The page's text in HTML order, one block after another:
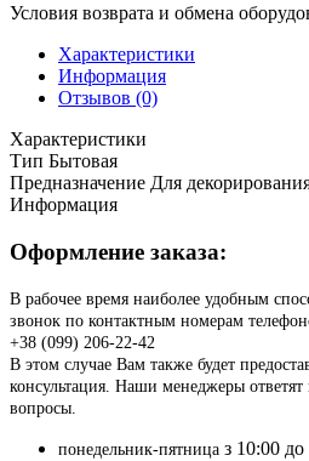
Условия возврата и обмена
Характеристики
Информация
Отзывов (0)
Характеристики
Тип Бытовая
Предназначение Для
Информация
Оформление заказа:
В рабочее время наиболее удобным
звонок по контактным номерам
+38 (099) 206-22-42
В этом случае Вам также будет
консультация. Наши менеджеры
вопросы.
понедельник-пятница з 10:00